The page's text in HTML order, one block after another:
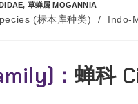
, 草蝉属 MOGANNIA
(标本库种类) / Indo-
：蝉科